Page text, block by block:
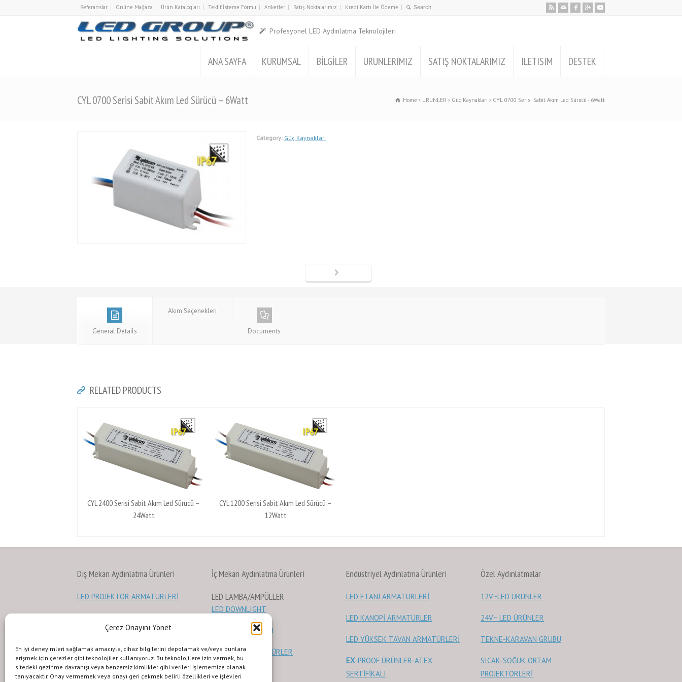
Çerez Onayını Yönet
En iyi deneyimleri sağlamak amacıyla, cihaz bilgilerini depolamak ve/veya bunlara
erişmek için çerezler gibi teknolojiler kullanıyoruz. Bu teknolojilere izin vermek, bu
sitedeki gezinme davranışı veya benzersiz kimlikler gibi verileri işlememize olanak
tanıyacaktır. Onay vermemek veya onayı geri çekmek belirli özellikleri ve işlevleri
Referanslar Online Mağaza Ürün Katalogları Teklif İsteme Formu Anketler Satış Noktalarımız Kredi Kartı İle Ödeme
Profesyonel LED Aydınlatma Teknolojileri
ANA SAYFA KURUMSAL BİLGİLER URUNLERIMIZ SATIŞ NOKTALARIMIZ ILETISIM DESTEK
CYL 0700 Serisi Sabit Akım Led Sürücü – 6Watt Home URUNLER Güç Kaynakları CYL 0700 Serisi Sabit Akım Led Sürücü - 6Watt
Category: Güç Kaynakları
General Details
Akım Seçenekleri
Documents
RELATED PRODUCTS
CYL 2400 Serisi Sabit Akım Led Sürücü –
24Watt
CYL 1200 Serisi Sabit Akım Led Sürücü –
12Watt
Dış Mekan Aydınlatma Ürünleri
LED PROJEKTÖR ARMATÜRLERİ
Güvenlik Işıkları
İç Mekan Aydınlatma Ürünleri
LED LAMBA/AMPÜLLER
LED DOWNLIGHT
LED RAY SPOTLARI
LED PANEL ARMATÜRLER
GÜÇ KAYNAKLARI
Endüstriyel Aydınlatma Ürünleri
LED ETANJ ARMATÜRLERİ
LED KANOPİ ARMATÜRLER
LED YÜKSEK TAVAN ARMATÜRLERİ
EX-PROOF ÜRÜNLER-ATEX
SERTİFİKALI
Özel Aydınlatmalar
12V~LED ÜRÜNLER
24V~ LED ÜRÜNLER
TEKNE-KARAVAN GRUBU
SICAK-SOĞUK ORTAM
PROJEKTÖRLERİ